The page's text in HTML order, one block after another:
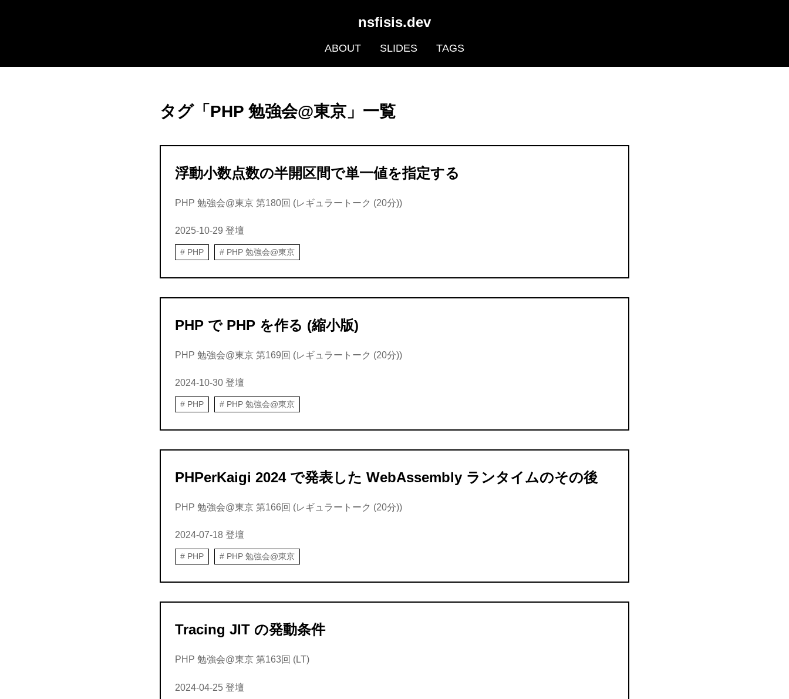
nsfisis.dev
ABOUT SLIDES TAGS
タグ「PHP 勉強会@東京」一覧
浮動小数点数の半開区間で単一値を指定する
PHP 勉強会@東京 第180回 (レギュラートーク (20分))
2025-10-29 登壇
PHP PHP 勉強会@東京
PHP で PHP を作る (縮小版)
PHP 勉強会@東京 第169回 (レギュラートーク (20分))
2024-10-30 登壇
PHP PHP 勉強会@東京
PHPerKaigi 2024 で発表した WebAssembly ランタイムのその後
PHP 勉強会@東京 第166回 (レギュラートーク (20分))
2024-07-18 登壇
PHP PHP 勉強会@東京
Tracing JIT の発動条件
PHP 勉強会@東京 第163回 (LT)
2024-04-25 登壇